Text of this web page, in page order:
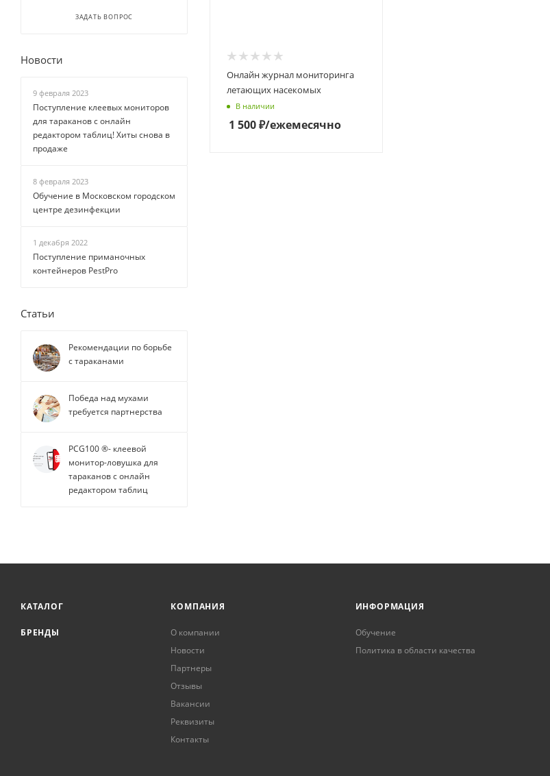
Онлайн журнал мониторинга
летающих насекомых
В наличии
1 500₽/ежемесячно
ЗАДАТЬ ВОПРОС
Новости
9 февраля 2023
Поступление клеевых мониторов
для тараканов с онлайн
редактором таблиц! Хиты снова в
продаже
8 февраля 2023
Обучение в Московском городском
центре дезинфекции
1 декабря 2022
Поступление приманочных
контейнеров PestPro
Статьи
Рекомендации по борьбе
с тараканами
Победа над мухами
требуется партнерства
PCG100 ®- клеевой
монитор-ловушка для
тараканов с онлайн
редактором таблиц
КАТАЛОГ
БРЕНДЫ
КОМПАНИЯ
О компании
Новости
Партнеры
Отзывы
Вакансии
Реквизиты
Контакты
ИНФОРМАЦИЯ
Обучение
Политика в области качества